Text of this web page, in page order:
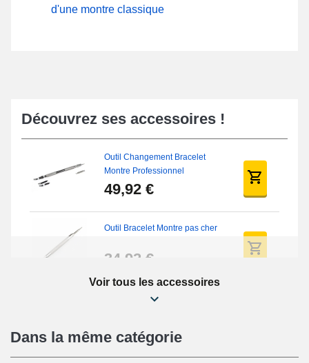
d'une montre classique
Découvrez ses accessoires !
Outil Changement Bracelet
Montre Professionnel
49,92 €
Outil Bracelet Montre pas cher
34,92 €
Kit Réparation Montre Débutant
16,90 €
Voir tous les accessoires
Dans la même catégorie